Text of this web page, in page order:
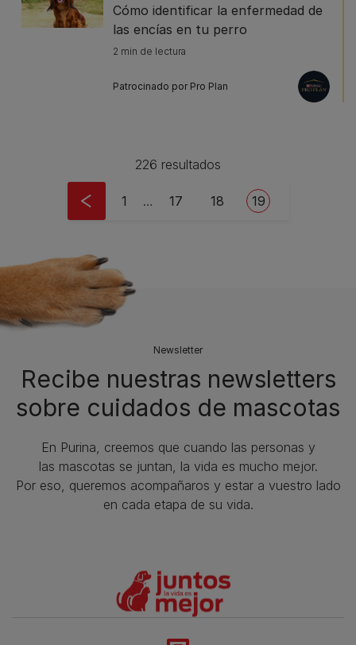
Cómo identificar la enfermedad de
las encías en tu perro
2 min de lectura
Patrocinado por Pro Plan
226 resultados
First page
1 … Page
17 Page
18 Current page
19
Newsletter
Recibe nuestras newsletters
sobre cuidados de mascotas​
En Purina, creemos que cuando las personas y
las mascotas se juntan, la vida es mucho mejor.
Por eso, queremos acompañaros y estar a vuestro lado
en cada etapa de su vida.​